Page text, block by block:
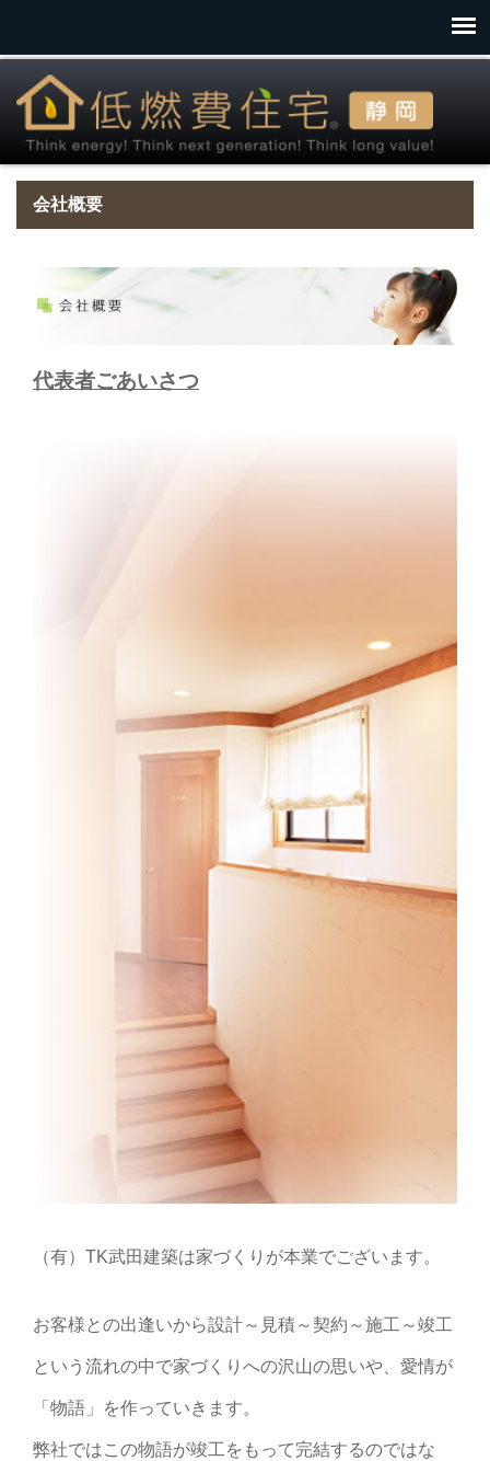
会社概要
代表者ごあいさつ
（有）TK武田建築は家づくりが本業でございます。
お客様との出逢いから設計～見積～契約～施工～竣工
という流れの中で家づくりへの沢山の思いや、愛情が
「物語」を作っていきます。
弊社ではこの物語が竣工をもって完結するのではな